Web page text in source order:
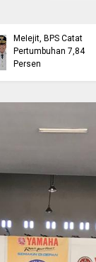
Melejit, BPS Catat
Pertumbuhan 7,84
Persen